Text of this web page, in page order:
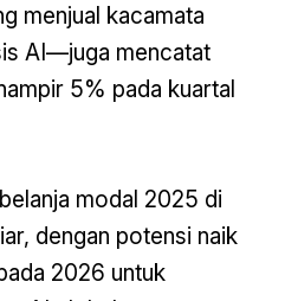
menjual kacamata
AI—juga mencatat
5% pada kuartal
modal 2025 di
dengan potensi naik
2026 untuk